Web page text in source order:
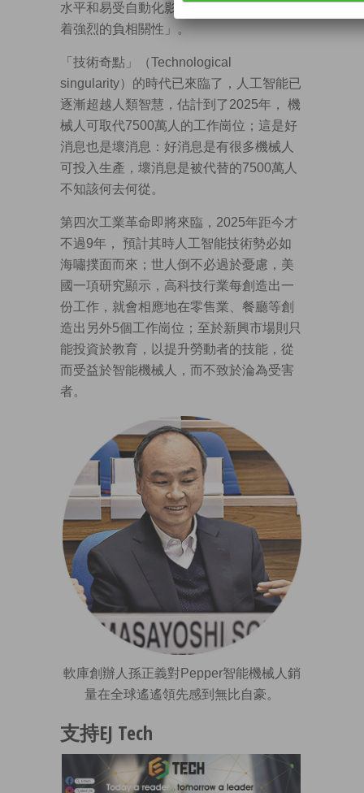
水平和易受自動化影響的程度之間，存在
着強烈的負相關性」。
「技術奇點」（Technological
singularity）的時代已來臨了，人工智能已
逐漸超越人類智慧，估計到了2025年， 機
械人可取代7500萬人的工作崗位；這是好
消息也是壞消息：好消息是有很多機械人
可投入生產，壞消息是被代替的7500萬人
不知該何去何從。
第四次工業革命即將來臨，2025年距今才
不過9年， 預計其時人工智能技術勢必如
海嘯撲面而來；世人倒不必過於憂慮，美
國一項研究顯示，高科技行業每創造出一
份工作，就會相應地在零售業、餐廳等創
造出另外5個工作崗位；至於新興市場則只
能投資於教育，以提升勞動者的技能，從
而受益於智能機械人，而不致於淪為受害
者。
軟庫創辦人孫正義對Pepper智能機械人銷
量在全球遙遙領先感到無比自豪。
支持EJ Tech